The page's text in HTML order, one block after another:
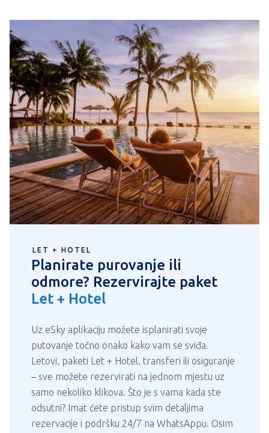
LET + HOTEL
Planirate purovanje ili
odmore? Rezervirajte paket
Let + Hotel
Uz eSky aplikaciju možete isplanirati svoje
putovanje točno onako kako vam se sviđa.
Letovi, paketi Let + Hotel, transferi ili osiguranje
– sve možete rezervirati na jednom mjestu uz
samo nekoliko klikova. Što je s vama kada ste
odsutni? Imat ćete pristup svim detaljima
rezervacije i podršku 24/7 na WhatsAppu. Osim